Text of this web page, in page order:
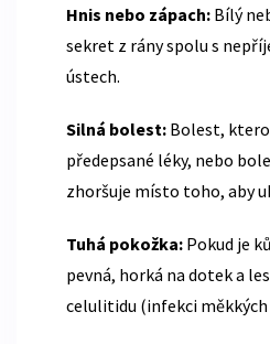
Hnis nebo zápach: Bílý
sekret z rány spolu s
ústech.
Silná bolest: Bolest,
předepsané léky, nebo
zhoršuje místo toho, aby
Tuhá pokožka: Pokud je
pevná, horká na dotek a
celulitidu (infekci